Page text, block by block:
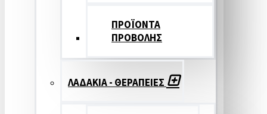
ΠΡΟΪΟΝΤΑ
ΠΡΟΒΟΛΗΣ
ΛΑΔΑΚΙΑ - ΘΕΡΑΠΕΙΕΣ